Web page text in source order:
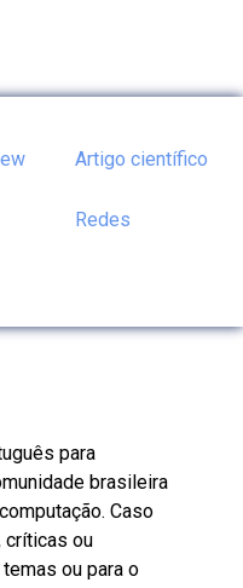
Artigo científico
Redes
para
brasileira
Caso
críticas ou
ou para o